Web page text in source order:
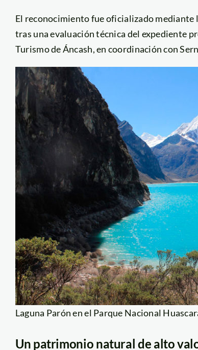
El reconocimiento fue oficializado
tras una evaluación técnica del expediente
Turismo de Áncash, en coordinación con
Laguna Parón en el Parque Nacional
Un patrimonio natural de alto